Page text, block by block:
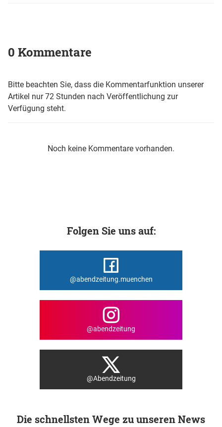
0 Kommentare
Bitte beachten Sie, dass die Kommentarfunktion unserer
Artikel nur 72 Stunden nach Veröffentlichung zur
Verfügung steht.
Noch keine Kommentare vorhanden.
Folgen Sie uns auf:
@abendzeitung.muenchen
@abendzeitung
@Abendzeitung
Die schnellsten Wege zu unseren News